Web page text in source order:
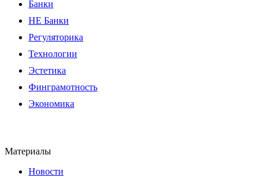
Банки
НЕ Банки
Регуляторика
Технологии
Эстетика
Финграмотность
Экономика
Материалы
Новости